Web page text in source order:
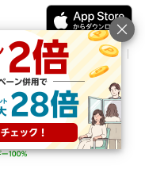
リリース情報
利用規約
ビス一覧 アプリ一覧
Inc.